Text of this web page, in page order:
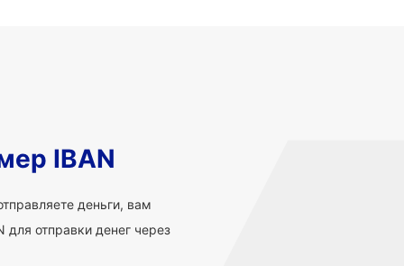
IBAN
деньги, вам
отправки денег через